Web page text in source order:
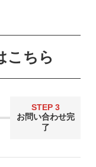
こちら
STEP 3
お問い合わせ完
了